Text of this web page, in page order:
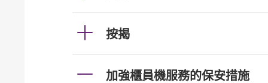
按揭
加強櫃員機服務的保安措施